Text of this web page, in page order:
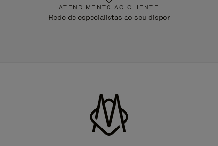
ATENDIMENTO AO CLIENTE
Rede de especialistas ao seu dispor